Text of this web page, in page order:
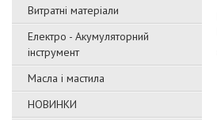
Витратні матеріали
Електро - Акумуляторний
інструмент
Масла і мастила
НОВИНКИ